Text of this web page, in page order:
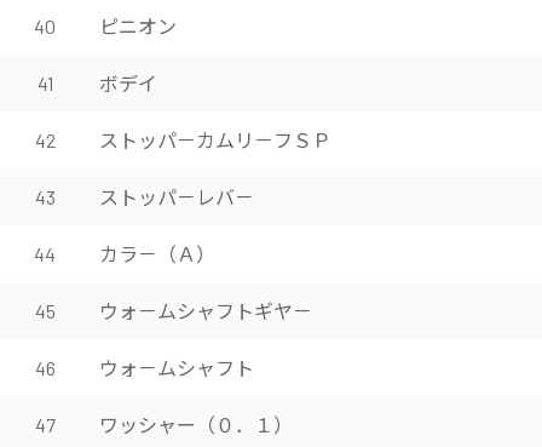
40 ピニオン
41 ボデイ
42 ストッパ－カムリ－フＳＰ
43 ストッパ－レバ－
44 カラ－（Ａ）
45 ウォ－ムシャフトギヤ－
46 ウォ－ムシャフト
47 ワッシャー（０．１）